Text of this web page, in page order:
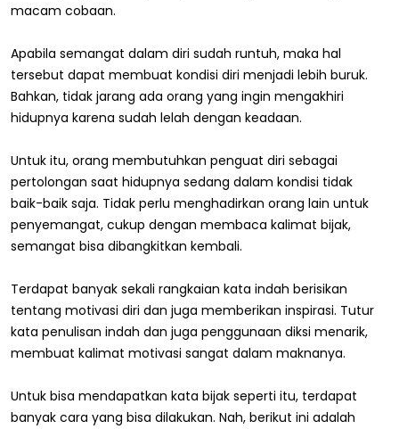
macam cobaan.
Apabila semangat dalam diri sudah runtuh, maka hal
tersebut dapat membuat kondisi diri menjadi lebih buruk.
Bahkan, tidak jarang ada orang yang ingin mengakhiri
hidupnya karena sudah lelah dengan keadaan.
Untuk itu, orang membutuhkan penguat diri sebagai
pertolongan saat hidupnya sedang dalam kondisi tidak
baik-baik saja. Tidak perlu menghadirkan orang lain untuk
penyemangat, cukup dengan membaca kalimat bijak,
semangat bisa dibangkitkan kembali.
Terdapat banyak sekali rangkaian kata indah berisikan
tentang motivasi diri dan juga memberikan inspirasi. Tutur
kata penulisan indah dan juga penggunaan diksi menarik,
membuat kalimat motivasi sangat dalam maknanya.
Untuk bisa mendapatkan kata bijak seperti itu, terdapat
banyak cara yang bisa dilakukan. Nah, berikut ini adalah